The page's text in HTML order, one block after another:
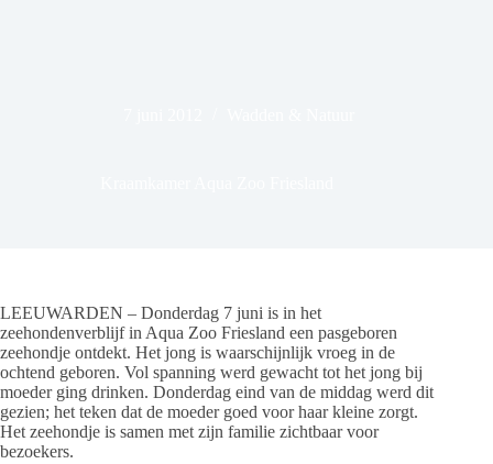
LEEUWARDEN – Donderdag 7 juni is in het
zeehondenverblijf in Aqua Zoo Friesland een pasgeboren
zeehondje ontdekt. Het jong is waarschijnlijk vroeg in de
ochtend geboren. Vol spanning werd gewacht tot het jong bij
moeder ging drinken. Donderdag eind van de middag werd dit
gezien; het teken dat de moeder goed voor haar kleine zorgt.
Het zeehondje is samen met zijn familie zichtbaar voor
bezoekers.